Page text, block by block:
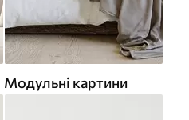
Модульні картини